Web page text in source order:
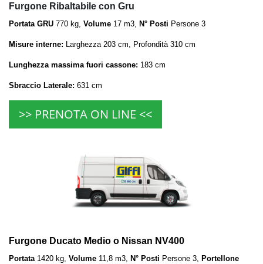
Furgone Ribaltabile con Gru
Portata GRU 770 kg, Volume 17 m3, N° Posti Persone 3
Misure interne: Larghezza 203 cm, Profondità 310 cm
Lunghezza massima fuori cassone: 183 cm
Sbraccio Laterale: 631 cm
>> PRENOTA ON LINE <<
Furgone Ducato Medio o Nissan NV400
Portata 1420 kg, Volume 11,8 m3, N° Posti Persone 3,
Portellone